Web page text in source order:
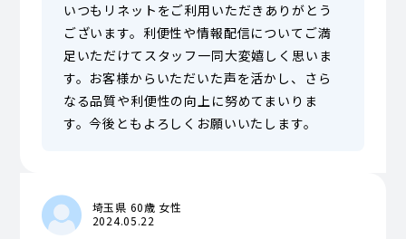
いつもリネットをご利用いただきありがとう
ございます。利便性や情報配信についてご満
足いただけてスタッフ一同大変嬉しく思いま
す。お客様からいただいた声を活かし、さら
なる品質や利便性の向上に努めてまいりま
す。今後ともよろしくお願いいたします。
埼玉県 60歳 女性
2024.05.22